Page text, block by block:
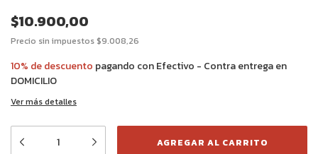
$10.900,00
Precio sin impuestos$9.008,26
10% de descuento pagando con Efectivo - Contra entrega en
DOMICILIO
Ver más detalles